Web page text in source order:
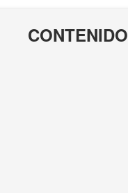
CONTENIDO